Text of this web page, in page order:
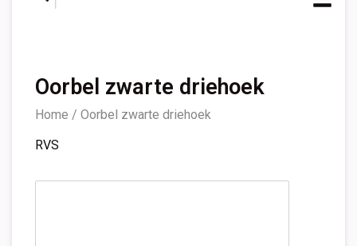
Oorbel zwarte driehoek
Home / Oorbel zwarte driehoek
RVS